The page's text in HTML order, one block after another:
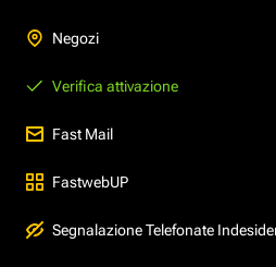
Negozi
Verifica attivazione
Fast Mail
FastwebUP
Segnalazione Telefonate